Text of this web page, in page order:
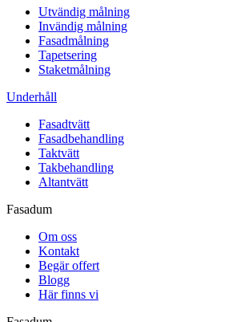
Utvändig målning
Invändig målning
Fasadmålning
Tapetsering
Staketmålning
Underhåll
Fasadtvätt
Fasadbehandling
Taktvätt
Takbehandling
Altantvätt
Fasadum
Om oss
Kontakt
Begär offert
Blogg
Här finns vi